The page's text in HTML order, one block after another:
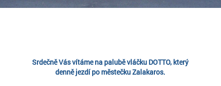
Srdečně Vás vítáme na palubě vláčku DOTTO, který
denně jezdí po městečku Zalakaros.